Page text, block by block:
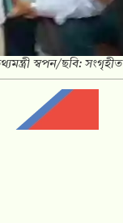
স্বপন/ছবি: সংগৃহীত